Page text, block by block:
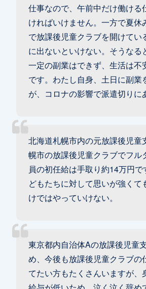
仕事なので、午前中だけ働ける
ければいけません。一方で夏休
で放課後児童クラブを開けてい
に出ないといけない。そうなる
一定の副業はできず、生活は不
です。わたし自身、土日に副業
が、コロナの影響で派遣切りに
北海道札幌市内の元放課後児童
幌市の放課後児童クラブでフル
員の初任給は手取り約14万円
どもたちに対して思いが強くて
けではやっていけない。
東京都内自治体Aの放課後児童
め、今後も放課後児童クラブの
てたい方もたくさんいますが、